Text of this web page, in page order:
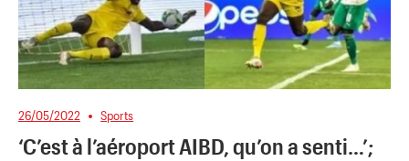
26/05/2022 Sports
‘C’est à l’aéroport AIBD, qu’on a senti…’;